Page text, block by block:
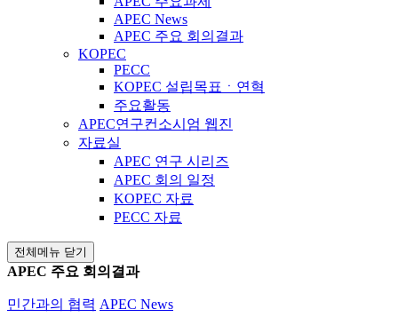
APEC News
APEC 주요 회의결과
KOPEC
PECC
KOPEC 설립목표ㆍ연혁
주요활동
APEC연구컨소시엄 웹진
자료실
APEC 연구 시리즈
APEC 회의 일정
KOPEC 자료
PECC 자료
전체메뉴 닫기
APEC 주요 회의결과
민간과의 협력 APEC News